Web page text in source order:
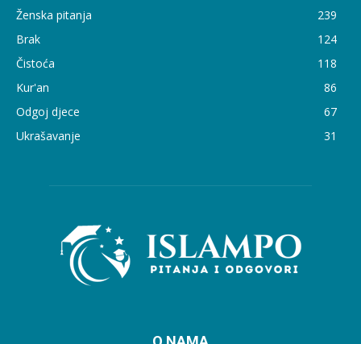
Ženska pitanja
239
Brak
124
Čistoća
118
Kur'an
86
Odgoj djece
67
Ukrašavanje
31